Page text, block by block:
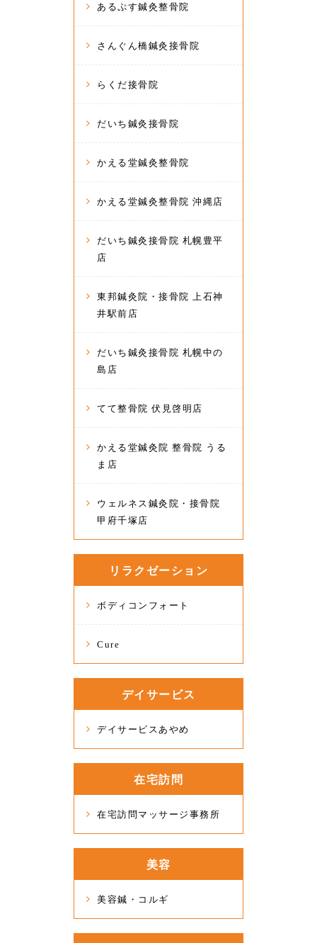
あるぷす鍼灸整骨院
さんぐん橋鍼灸接骨院
らくだ接骨院
だいち鍼灸接骨院
かえる堂鍼灸整骨院
かえる堂鍼灸整骨院 沖縄店
だいち鍼灸接骨院 札幌豊平
店
東邦鍼灸院・接骨院 上石神
井駅前店
だいち鍼灸接骨院 札幌中の
島店
てて整骨院 伏見啓明店
かえる堂鍼灸院 整骨院 うる
ま店
ウェルネス鍼灸院・接骨院
甲府千塚店
リラクゼーション
ボディコンフォート
Cure
デイサービス
デイサービスあやめ
在宅訪問
在宅訪問マッサージ事務所
美容
美容鍼・コルギ